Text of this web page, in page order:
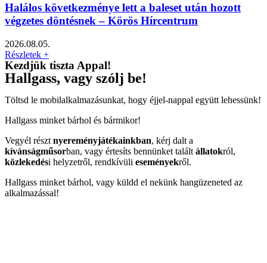
Halálos következménye lett a baleset után hozott
végzetes döntésnek – Körös Hírcentrum
2026.08.05.
Részletek +
Kezdjük tiszta Appal!
Hallgass, vagy szólj be!
Töltsd le mobilalkalmazásunkat, hogy éjjel-nappal együtt lehessünk!
Hallgass minket bárhol és bármikor!
Vegyél részt nyereményjátékainkban, kérj dalt a
kívánságműsorban, vagy értesíts bennünket talált állatokról,
közlekedési helyzetről, rendkívüli eseményekről.
Hallgass minket bárhol, vagy küldd el nekünk hangüzeneted az
alkalmazással!